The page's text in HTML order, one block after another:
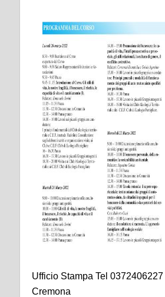
Ufficio Stampa Tel
Cremona